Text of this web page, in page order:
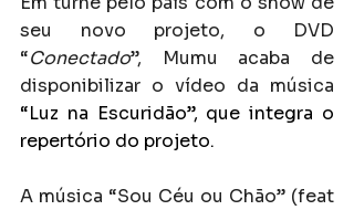
seu novo projeto, o DVD
“Conectado”, Mumu acaba de
“Luz na Escuridão”, que integra o
repertório do projeto.
A música “Sou Céu ou Chão” (feat